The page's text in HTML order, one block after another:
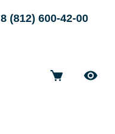
8 (812) 600-42-00